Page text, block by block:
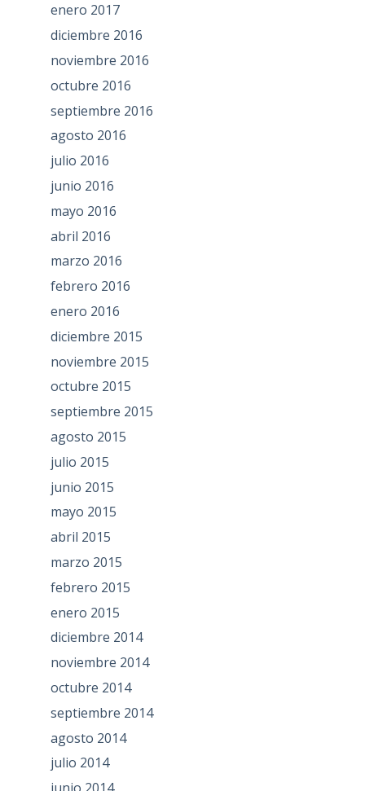
enero 2017
diciembre 2016
noviembre 2016
octubre 2016
septiembre 2016
agosto 2016
julio 2016
junio 2016
mayo 2016
abril 2016
marzo 2016
febrero 2016
enero 2016
diciembre 2015
noviembre 2015
octubre 2015
septiembre 2015
agosto 2015
julio 2015
junio 2015
mayo 2015
abril 2015
marzo 2015
febrero 2015
enero 2015
diciembre 2014
noviembre 2014
octubre 2014
septiembre 2014
agosto 2014
julio 2014